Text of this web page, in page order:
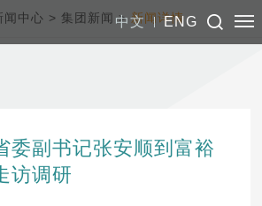
中文 ENG
闻中心 > 集团新闻 > 新闻详情
委副书记张安顺到富裕
访调研